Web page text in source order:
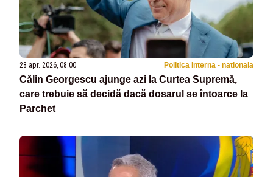
28 apr. 2026, 08:00 Politica Interna - nationala
Călin Georgescu ajunge azi la Curtea Supremă,
care trebuie să decidă dacă dosarul se întoarce la
Parchet